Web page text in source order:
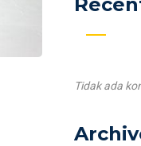
Tidak ada